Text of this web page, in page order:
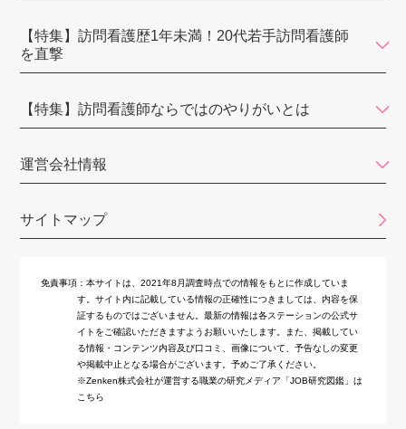
訪問看護ステーション鈴（円グループ）
さかいリハ訪問看護ステーション・東京
訪問看護ステーションはな中野 新宿支店
訪問看護ステーション都葦
訪問看護ステーションリライブ
七福訪問看護ステーション
キヨタナースステーションみなと
中央リハ訪問看護ステーション
【特集】訪問看護歴1年未満！20代若手訪問看護師
を直撃
【特集】訪問看護師ならではのやりがいとは
運営会社情報
サイトマップ
免責事項： 本サイトは、2021年8月調査時点での情報をもとに作成していま
す。サイト内に記載している情報の正確性につきましては、内容を保
証するものではございません。最新の情報は各ステーションの公式サ
イトをご確認いただきますようお願いいたします。また、掲載してい
る情報・コンテンツ内容及び口コミ、画像について、予告なしの変更
や掲載中止となる場合がございます。予めご了承ください。
※Zenken株式会社が運営する職業の研究メディア「JOB研究図鑑」は
こちら